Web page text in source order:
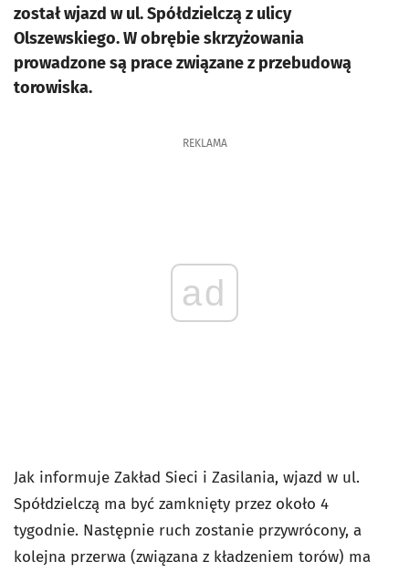
został wjazd w ul. Spółdzielczą z ulicy
Olszewskiego. W obrębie skrzyżowania
prowadzone są prace związane z przebudową
torowiska.
REKLAMA
ad
Jak informuje Zakład Sieci i Zasilania, wjazd w ul.
Spółdzielczą ma być zamknięty przez około 4
tygodnie. Następnie ruch zostanie przywrócony, a
kolejna przerwa (związana z kładzeniem torów) ma